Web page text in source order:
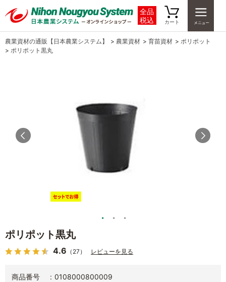
全品
税込
カート
農業資材の通販【日本農業システム】 > 農業資材 > 育苗資材 > ポリポット
> ポリポット黒丸
ポリポット黒丸
4.6 （27） レビューを見る
商品番号
0108000800009